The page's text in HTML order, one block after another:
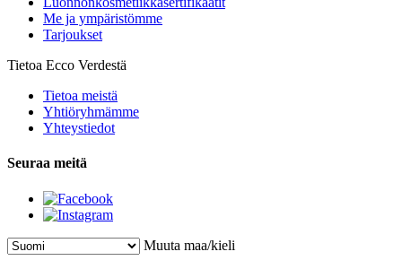
Me ja ympäristömme
Tarjoukset
Tietoa Ecco Verdestä
Tietoa meistä
Yhtiöryhmämme
Yhteystiedot
Seuraa meitä
Muuta maa/kieli